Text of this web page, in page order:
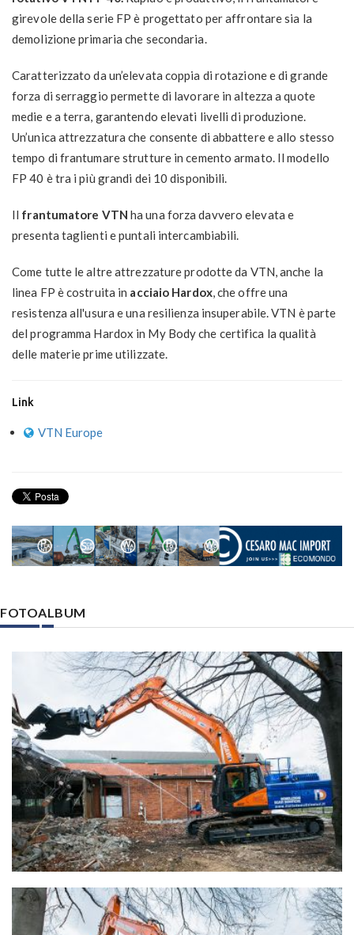
girevole della serie FP è progettato per affrontare sia la
demolizione primaria che secondaria.
Caratterizzato da un’elevata coppia di rotazione e di grande
forza di serraggio permette di lavorare in altezza a quote
medie e a terra, garantendo elevati livelli di produzione.
Un’unica attrezzatura che consente di abbattere e allo stesso
tempo di frantumare strutture in cemento armato. Il modello
FP 40 è tra i più grandi dei 10 disponibili.
Il frantumatore VTN ha una forza davvero elevata e
presenta taglienti e puntali intercambiabili.
Come tutte le altre attrezzature prodotte da VTN, anche la
linea FP è costruita in acciaio Hardox, che offre una
resistenza all'usura e una resilienza insuperabile. VTN è parte
del programma Hardox in My Body che certifica la qualità
delle materie prime utilizzate.
Link
VTN Europe
FOTOALBUM